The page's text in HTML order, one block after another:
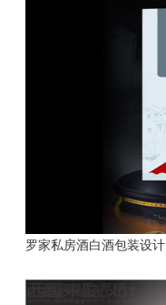
罗家私房酒白酒包装设计